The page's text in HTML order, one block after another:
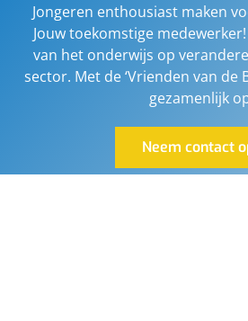
Jongeren enthousiast maken
Jouw toekomstige
van het onderwijs op
sector. Met de ‘Vrienden van de
gezamenlijk
Neem contact